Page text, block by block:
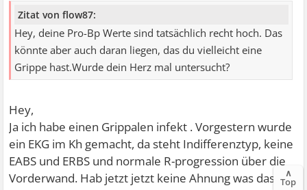
Zitat von flow87:
Hey, deine Pro-Bp Werte sind tatsächlich recht hoch. Das
könnte aber auch daran liegen, das du vielleicht eine
Grippe hast.Wurde dein Herz mal untersucht?
Hey,
Ja ich habe einen Grippalen infekt . Vorgestern wurde
ein EKG im Kh gemacht, da steht Indifferenztyp, keine
EABS und ERBS und normale R-progression über die
Vorderwand. Hab jetzt jetzt keine Ahnung was das
∧
Top